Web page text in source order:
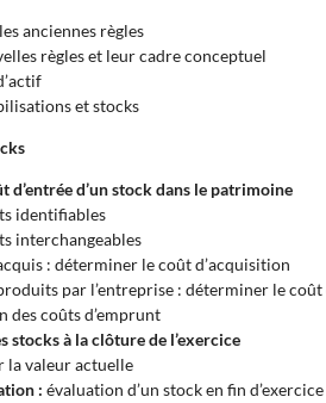
anciennes règles
règles et leur cadre conceptuel
et stocks
d’entrée d’un stock dans le patrimoine
identifiables
interchangeables
: déterminer le coût d’acquisition
par l’entreprise : déterminer le
des coûts d’emprunt
stocks à la clôture de l’exercice
la valeur actuelle
: évaluation d’un stock en fin d’exercice